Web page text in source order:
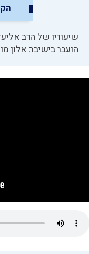
שיעוריו של הרב
הועבר בישיבת אלון